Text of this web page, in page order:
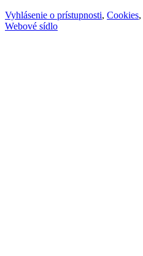
Vyhlásenie o prístupnosti, Cookies,
Webové sídlo